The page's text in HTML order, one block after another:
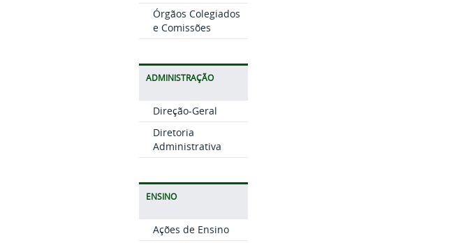
Órgãos Colegiados
e Comissões
ADMINISTRAÇÃO
Direção-Geral
Diretoria
Administrativa
ENSINO
Ações de Ensino